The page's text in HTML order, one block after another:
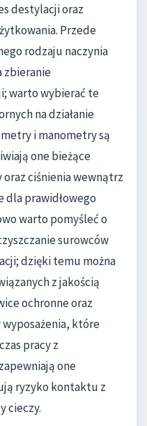
destylacji oraz
Przede
rodzaju naczynia
zbieranie
warto wybierać te
na działanie
i manometry są
one bieżące
ciśnienia wewnątrz
dla prawidłowego
warto pomyśleć o
surowców
dzięki temu można
z jakością
ochronne oraz
które
pracy z
one
ryzyko kontaktu z
cieczy.